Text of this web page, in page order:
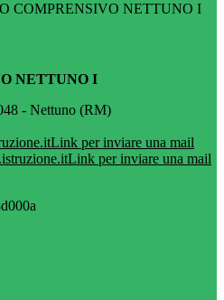
COMPRENSIVO NETTUNO I
NETTUNO I
- Nettuno (RM)
Link per inviare una mail
Link per inviare una mail